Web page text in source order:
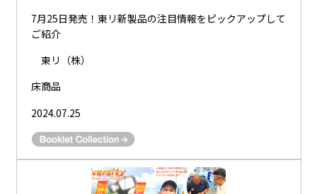
7月25日発売！東リ新製品の注目情報をピックアップして
ご紹介
東リ（株）
床商品
2024.07.25